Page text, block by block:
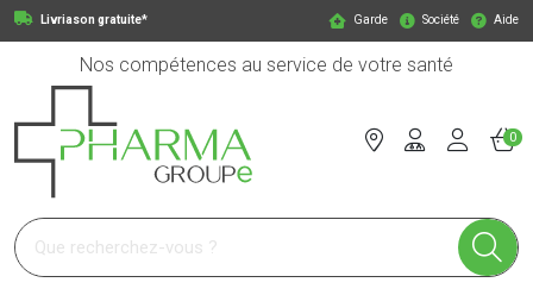
Livriason gratuite* Garde Société Aide
Nos compétences au service de votre santé
Pharmagroupe Votre pharmacie en ligne à votre service
0